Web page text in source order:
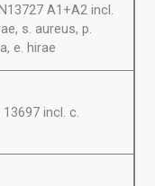
A1+A2 incl.
s. aureus, p.
e. hirae
incl. c.